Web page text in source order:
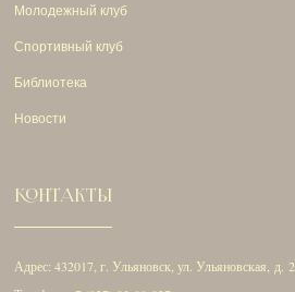
Молодежный клуб
Спортивный клуб
Библиотека
Новости
КОНТАКТЫ
Адрес: 432017, г. Ульяновск, ул. Ульяновская, д. 2